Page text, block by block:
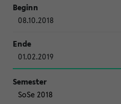
08.10.2018
01.02.2019
SoSe 2018